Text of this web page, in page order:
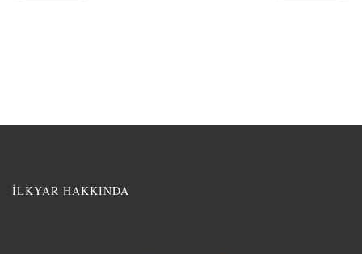
İLKYAR HAKKINDA